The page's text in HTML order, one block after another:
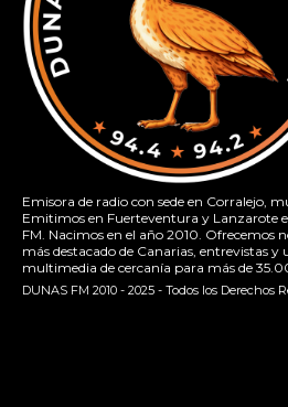
Emisora de radio con sede en Corralejo,
Emitimos en Fuerteventura y Lanzarote
FM. Nacimos en el año 2010. Ofrecemos
más destacado de Canarias, entrevistas
multimedia de cercanía para más de
DUNAS FM 2010 - 2025 - Todos los Derechos